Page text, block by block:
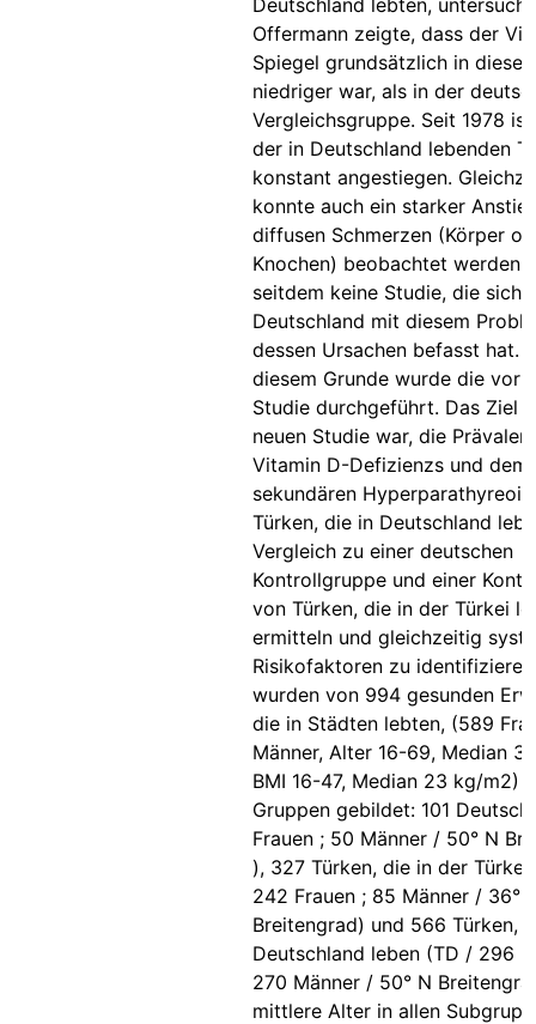
Deutschland lebten,
Offermann zeigte, dass der
Spiegel grundsätzlich in dieser
niedriger war, als in der
Vergleichsgruppe. Seit 1978
der in Deutschland lebenden
konstant angestiegen.
konnte auch ein starker
diffusen Schmerzen (Körper
Knochen) beobachtet werden.
seitdem keine Studie, die sich
Deutschland mit diesem
dessen Ursachen befasst hat.
diesem Grunde wurde die
Studie durchgeführt. Das Ziel
neuen Studie war, die
Vitamin D-Defizienzs und dem
sekundären
Türken, die in Deutschland
Vergleich zu einer deutschen
Kontrollgruppe und einer
von Türken, die in der Türkei
ermitteln und gleichzeitig
Risikofaktoren zu
wurden von 994 gesunden
die in Städten lebten, (589
Männer, Alter 16-69, Median
BMI 16-47, Median 23 kg/m2)
Gruppen gebildet: 101
Frauen ; 50 Männer / 50° N
), 327 Türken, die in der
242 Frauen ; 85 Männer / 36°
Breitengrad) und 566 Türken,
Deutschland leben (TD / 296
270 Männer / 50° N
mittlere Alter in allen